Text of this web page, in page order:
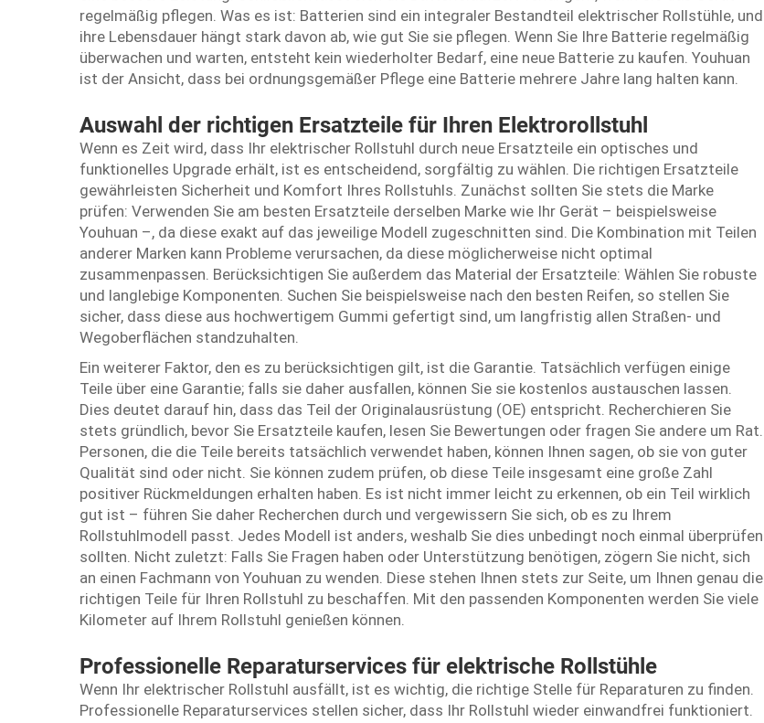
regelmäßig pflegen. Was es ist: Batterien sind ein integraler Bestandteil elektrischer Rollstühle, und
ihre Lebensdauer hängt stark davon ab, wie gut Sie sie pflegen. Wenn Sie Ihre Batterie regelmäßig
überwachen und warten, entsteht kein wiederholter Bedarf, eine neue Batterie zu kaufen. Youhuan
ist der Ansicht, dass bei ordnungsgemäßer Pflege eine Batterie mehrere Jahre lang halten kann.
Auswahl der richtigen Ersatzteile für Ihren Elektrorollstuhl
Wenn es Zeit wird, dass Ihr elektrischer Rollstuhl durch neue Ersatzteile ein optisches und
funktionelles Upgrade erhält, ist es entscheidend, sorgfältig zu wählen. Die richtigen Ersatzteile
gewährleisten Sicherheit und Komfort Ihres Rollstuhls. Zunächst sollten Sie stets die Marke
prüfen: Verwenden Sie am besten Ersatzteile derselben Marke wie Ihr Gerät – beispielsweise
Youhuan –, da diese exakt auf das jeweilige Modell zugeschnitten sind. Die Kombination mit Teilen
anderer Marken kann Probleme verursachen, da diese möglicherweise nicht optimal
zusammenpassen. Berücksichtigen Sie außerdem das Material der Ersatzteile: Wählen Sie robuste
und langlebige Komponenten. Suchen Sie beispielsweise nach den besten Reifen, so stellen Sie
sicher, dass diese aus hochwertigem Gummi gefertigt sind, um langfristig allen Straßen- und
Wegoberflächen standzuhalten.
Ein weiterer Faktor, den es zu berücksichtigen gilt, ist die Garantie. Tatsächlich verfügen einige
Teile über eine Garantie; falls sie daher ausfallen, können Sie sie kostenlos austauschen lassen.
Dies deutet darauf hin, dass das Teil der Originalausrüstung (OE) entspricht. Recherchieren Sie
stets gründlich, bevor Sie Ersatzteile kaufen, lesen Sie Bewertungen oder fragen Sie andere um Rat.
Personen, die die Teile bereits tatsächlich verwendet haben, können Ihnen sagen, ob sie von guter
Qualität sind oder nicht. Sie können zudem prüfen, ob diese Teile insgesamt eine große Zahl
positiver Rückmeldungen erhalten haben. Es ist nicht immer leicht zu erkennen, ob ein Teil wirklich
gut ist – führen Sie daher Recherchen durch und vergewissern Sie sich, ob es zu Ihrem
Rollstuhlmodell passt. Jedes Modell ist anders, weshalb Sie dies unbedingt noch einmal überprüfen
sollten. Nicht zuletzt: Falls Sie Fragen haben oder Unterstützung benötigen, zögern Sie nicht, sich
an einen Fachmann von Youhuan zu wenden. Diese stehen Ihnen stets zur Seite, um Ihnen genau die
richtigen Teile für Ihren Rollstuhl zu beschaffen. Mit den passenden Komponenten werden Sie viele
Kilometer auf Ihrem Rollstuhl genießen können.
Professionelle Reparaturservices für elektrische Rollstühle
Wenn Ihr elektrischer Rollstuhl ausfällt, ist es wichtig, die richtige Stelle für Reparaturen zu finden.
Professionelle Reparaturservices stellen sicher, dass Ihr Rollstuhl wieder einwandfrei funktioniert.